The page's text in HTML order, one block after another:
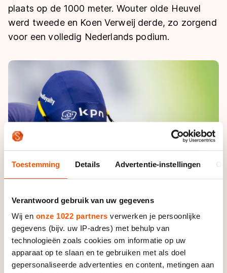
Toestemming Details Advertentie-instellingen
Verantwoord gebruik van uw gegevens
Wij en onze 1022 partners verwerken je persoonlijke
gegevens (bijv. uw IP-adres) met behulp van
technologieën zoals cookies om informatie op uw
apparaat op te slaan en te gebruiken met als doel
gepersonaliseerde advertenties en content, metingen aan
Shorttrack
Inlineskaten
Schoonrijden
Langebaan
Shorttrack
Marathon
Inlineskaten
Kunstschaatsen
Tijden & historie
Ranglijsten Langebaan
Historie & statistiek
Inschrijven wedstrijden
Algemene Nederlandse Schaatstijd
Deze zomer de weg op
Schaatsfans
Alles voor jou als schaatsfan
Evenementen
Tickets
Livestreams
Word schaatsfan!
Winacties
Olympische Spelen
Olympische Spelen
plaats op de 1000 meter. Wouter olde Heuvel
werd tweede en Koen Verweij derde, zo zorgend
voor een volledig Nederlands podium.